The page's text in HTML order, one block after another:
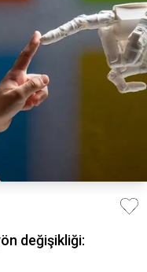
değişikliği: